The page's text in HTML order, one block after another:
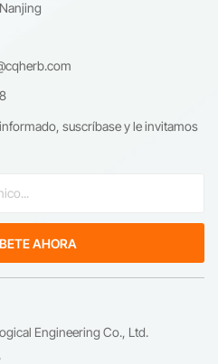
suscríbase y le invitamos
Engineering Co., Ltd.